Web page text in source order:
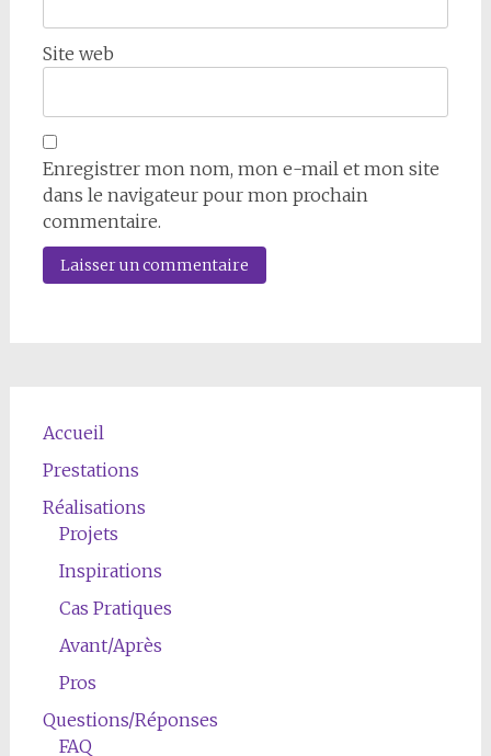
Site web
Enregistrer mon nom, mon e-mail et mon site
dans le navigateur pour mon prochain
commentaire.
Accueil
Prestations
Réalisations
Projets
Inspirations
Cas Pratiques
Avant/Après
Pros
Questions/Réponses
FAQ